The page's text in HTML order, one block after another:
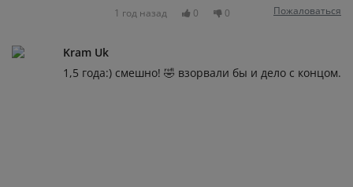
1 год назад 0 0 Пожаловаться
Kram Uk
1,5 года:) смешно! 🤣 взорвали бы и дело с концом.